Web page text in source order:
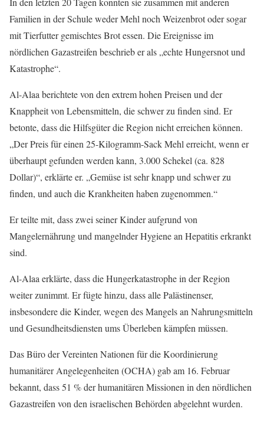
Familien in der Schule weder Mehl noch Weizenbrot oder sogar
mit Tierfutter gemischtes Brot essen. Die Ereignisse im
nördlichen Gazastreifen beschrieb er als „echte Hungersnot und
Katastrophe“.
Al-Alaa berichtete von den extrem hohen Preisen und der
Knappheit von Lebensmitteln, die schwer zu finden sind. Er
betonte, dass die Hilfsgüter die Region nicht erreichen können.
„Der Preis für einen 25-Kilogramm-Sack Mehl erreicht, wenn er
überhaupt gefunden werden kann, 3.000 Schekel (ca. 828
Dollar)“, erklärte er. „Gemüse ist sehr knapp und schwer zu
finden, und auch die Krankheiten haben zugenommen.“
Er teilte mit, dass zwei seiner Kinder aufgrund von
Mangelernährung und mangelnder Hygiene an Hepatitis erkrankt
sind.
Al-Alaa erklärte, dass die Hungerkatastrophe in der Region
weiter zunimmt. Er fügte hinzu, dass alle Palästinenser,
insbesondere die Kinder, wegen des Mangels an Nahrungsmitteln
und Gesundheitsdiensten ums Überleben kämpfen müssen.
Das Büro der Vereinten Nationen für die Koordinierung
humanitärer Angelegenheiten (OCHA) gab am 16. Februar
bekannt, dass 51 % der humanitären Missionen in den nördlichen
Gazastreifen von den israelischen Behörden abgelehnt wurden.